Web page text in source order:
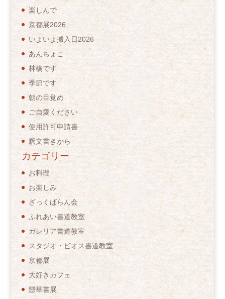
楽しんで
京都展2026
いよいよ搬入日2026
あんちょこ
林檎です
季節です
朝の目覚め
ご自愛ください
使用許可申請書
釈文書きから
カテゴリー
お料理
お楽しみ
ざっくばらん会
ふれあい書道教室
ガレリア書道教室
スタジオ・ビオス書道教室
京都展
大好きカフェ
戀華書展